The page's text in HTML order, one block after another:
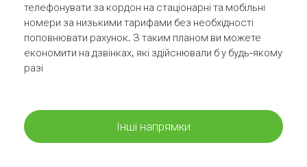
телефонувати за кордон на стаціонарні та мобільні
номери за низькими тарифами без необхідності
поповнювати рахунок. З таким планом ви можете
економити на дзвінках, які здійснювали б у будь-якому
разі
Інші напрямки